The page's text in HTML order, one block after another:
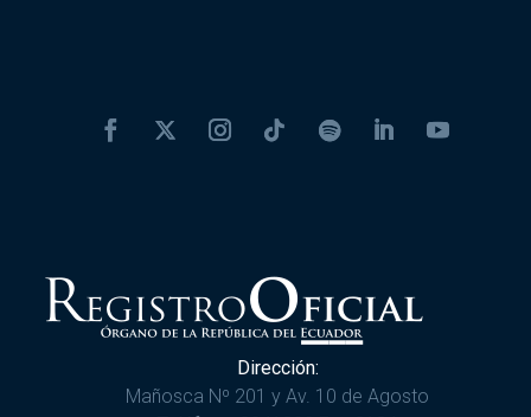
Dirección:
Mañosca Nº 201 y Av. 10 de Agosto